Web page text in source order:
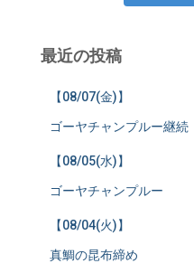
最近の投稿
【08/07(金)】
ゴーヤチャンプルー継続
【08/05(水)】
ゴーヤチャンプルー
【08/04(火)】
真鯛の昆布締め